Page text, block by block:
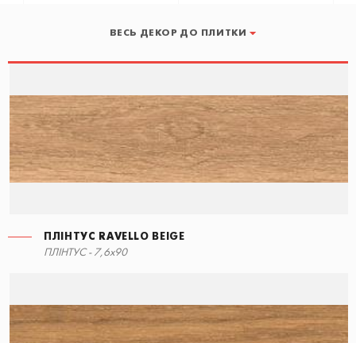
ВЕСЬ ДЕКОР ДО ПЛИТКИ
ПЛІНТУС RAVELLO BEIGE
ПЛІНТУС - 7,6x90
СХОДИНКА КУТОВА ЛІВА
90x34,5
ПЛІНТУС RAVELLO BEIGE
7,6x90